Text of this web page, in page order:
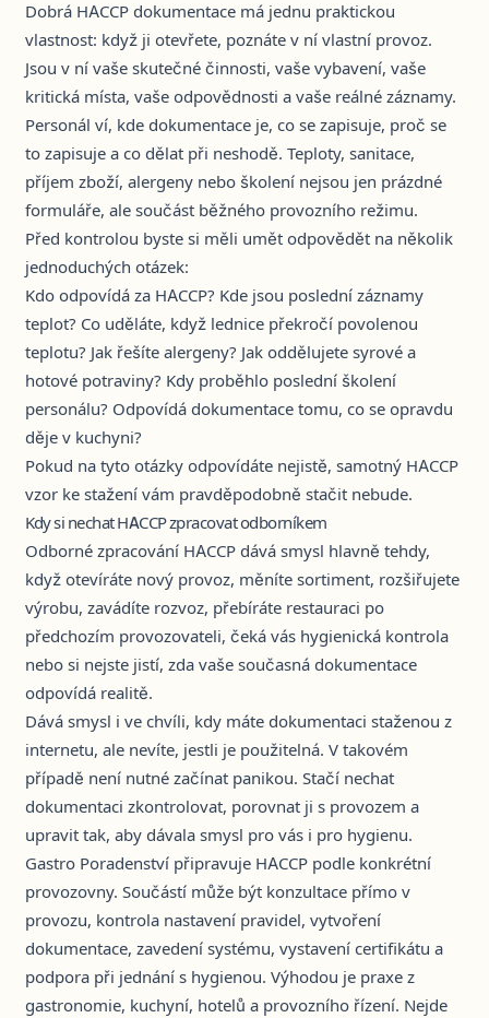
Dobrá HACCP dokumentace má jednu praktickou
vlastnost: když ji otevřete, poznáte v ní vlastní provoz.
Jsou v ní vaše skutečné činnosti, vaše vybavení, vaše
kritická místa, vaše odpovědnosti a vaše reálné záznamy.
Personál ví, kde dokumentace je, co se zapisuje, proč se
to zapisuje a co dělat při neshodě. Teploty, sanitace,
příjem zboží, alergeny nebo školení nejsou jen prázdné
formuláře, ale součást běžného provozního režimu.
Před kontrolou byste si měli umět odpovědět na několik
jednoduchých otázek:
Kdo odpovídá za HACCP? Kde jsou poslední záznamy
teplot? Co uděláte, když lednice překročí povolenou
teplotu? Jak řešíte alergeny? Jak oddělujete syrové a
hotové potraviny? Kdy proběhlo poslední školení
personálu? Odpovídá dokumentace tomu, co se opravdu
děje v kuchyni?
Pokud na tyto otázky odpovídáte nejistě, samotný HACCP
vzor ke stažení vám pravděpodobně stačit nebude.
Kdy si nechat HACCP zpracovat odborníkem
Odborné zpracování HACCP dává smysl hlavně tehdy,
když otevíráte nový provoz, měníte sortiment, rozšiřujete
výrobu, zavádíte rozvoz, přebíráte restauraci po
předchozím provozovateli, čeká vás hygienická kontrola
nebo si nejste jistí, zda vaše současná dokumentace
odpovídá realitě.
Dává smysl i ve chvíli, kdy máte dokumentaci staženou z
internetu, ale nevíte, jestli je použitelná. V takovém
případě není nutné začínat panikou. Stačí nechat
dokumentaci zkontrolovat, porovnat ji s provozem a
upravit tak, aby dávala smysl pro vás i pro hygienu.
Gastro Poradenství připravuje HACCP podle konkrétní
provozovny. Součástí může být konzultace přímo v
provozu, kontrola nastavení pravidel, vytvoření
dokumentace, zavedení systému, vystavení certifikátu a
podpora při jednání s hygienou. Výhodou je praxe z
gastronomie, kuchyní, hotelů a provozního řízení. Nejde